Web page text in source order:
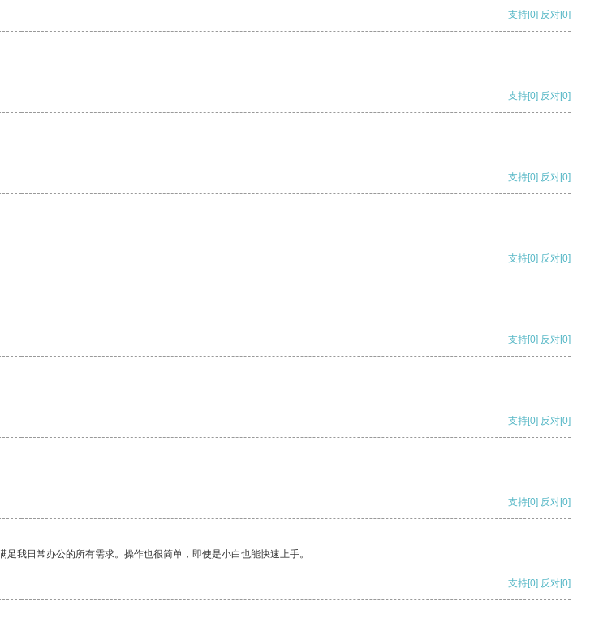
支持[0] 反对[0]
支持[0] 反对[0]
支持[0] 反对[0]
支持[0] 反对[0]
支持[0] 反对[0]
支持[0] 反对[0]
支持[0] 反对[0]
我日常办公的所有需求。操作也很简单，即使是小白也能快速上手。
支持[0] 反对[0]